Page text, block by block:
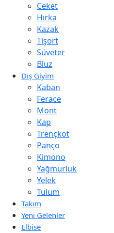
Ceket
Hırka
Kazak
Tişört
Süveter
Bluz
Dış Giyim
Kaban
Ferace
Mont
Kap
Trençkot
Panço
Kimono
Yağmurluk
Yelek
Tulum
Takım
Yeni Gelenler
Elbise